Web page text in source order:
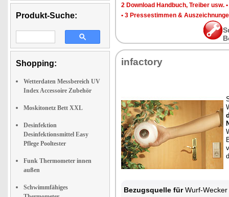
Produkt-Suche:
Shopping:
Wetterdaten Messbereich UV
Index Accessoire Zubehör
Moskitonetz Bett XXL
Desinfektion
Desinfektionsmittel Easy
Pflege Pooltester
Funk Thermometer innen
außen
Schwimmfähiges
2 Download Handbuch, Treiber usw. •
• 3 Pressestimmen &
infactory
Bezugsquelle fürWurf-Wecker